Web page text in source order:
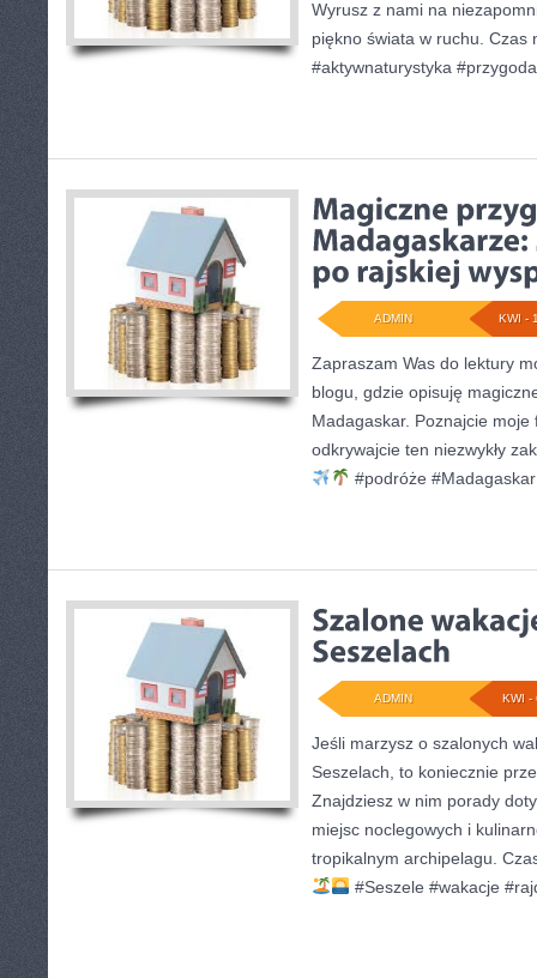
Wyrusz z nami na
piękno świata w ruchu. Czas
#aktywnaturystyka
KWI -
ADMIN
Zapraszam Was do lektury
blogu, gdzie opisuję
Madagaskar. Poznajcie
odkrywajcie ten niezwykły
#podróże #Madagaskar
KWI -
ADMIN
Jeśli marzysz o szalonych
Seszelach, to koniecznie
Znajdziesz w nim porady
miejsc noclegowych i
tropikalnym archipelagu.
#Seszele #wakacje